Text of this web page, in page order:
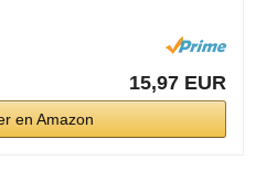
15,97 EUR
en Amazon